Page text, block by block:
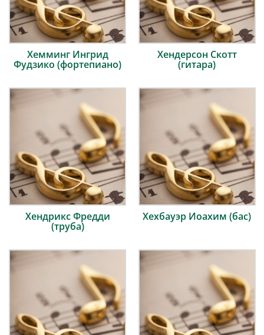
Хемминг Ингрид
Фудзико (фортепиано)
Хендерсон Скотт
(гитара)
Хендрикс Фредди
(труба)
Хехбауэр Иоахим (бас)